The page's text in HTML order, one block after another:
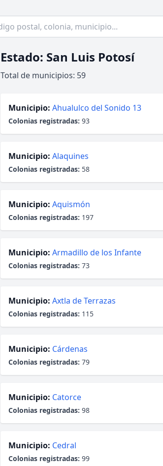
Estado: San Luis Potosí
Total de municipios: 59
Municipio: Ahualulco del Sonido 13
Colonias registradas: 93
Municipio: Alaquines
Colonias registradas: 58
Municipio: Aquismón
Colonias registradas: 197
Municipio: Armadillo de los Infante
Colonias registradas: 73
Municipio: Axtla de Terrazas
Colonias registradas: 115
Municipio: Cárdenas
Colonias registradas: 79
Municipio: Catorce
Colonias registradas: 98
Municipio: Cedral
Colonias registradas: 99